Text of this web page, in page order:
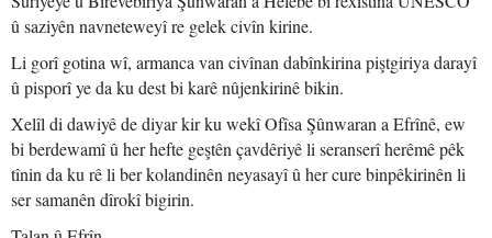
û saziyên navneteweyî re gelek civîn kirine.
Li gorî gotina wî, armanca van civînan dabînkirina piştgiriya darayî
û pisporî ye da ku dest bi karê nûjenkirinê bikin.
Xelîl di dawiyê de diyar kir ku wekî Ofîsa Şûnwaran a Efrînê, ew
bi berdewamî û her hefte geştên çavdêriyê li seranserî herêmê pêk
tînin da ku rê li ber kolandinên neyasayî û her cure binpêkirinên li
ser samanên dîrokî bigirin.